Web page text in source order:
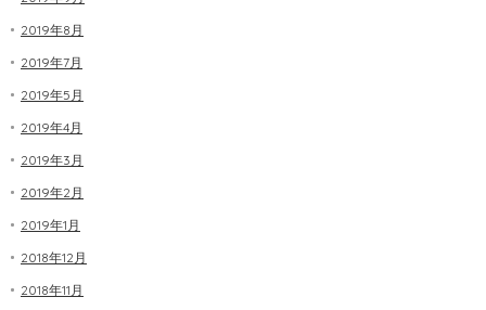
2019年8月
2019年7月
2019年5月
2019年4月
2019年3月
2019年2月
2019年1月
2018年12月
2018年11月